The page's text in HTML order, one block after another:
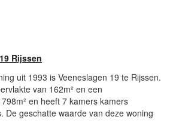
Rijssen
uit 1993 is Veeneslagen 19 te Rijssen.
van 162m² en een
en heeft 7 kamers kamers
De geschatte waarde van deze woning